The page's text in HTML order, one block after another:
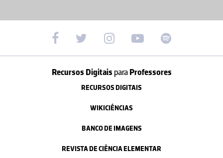
Recursos Digitais paraProfessores
RECURSOS DIGITAIS
WIKICIÊNCIAS
BANCO DE IMAGENS
REVISTA DE CIÊNCIA ELEMENTAR